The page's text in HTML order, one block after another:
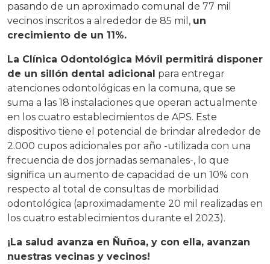
pasando de un aproximado comunal de 77 mil
vecinos inscritos a alrededor de 85 mil, un
crecimiento de un 11%.
La Clínica Odontológica Móvil permitirá disponer
de un sillón dental adicional para entregar
atenciones odontológicas en la comuna, que se
suma a las 18 instalaciones que operan actualmente
en los cuatro establecimientos de APS. Este
dispositivo tiene el potencial de brindar alrededor de
2.000 cupos adicionales por año -utilizada con una
frecuencia de dos jornadas semanales-, lo que
significa un aumento de capacidad de un 10% con
respecto al total de consultas de morbilidad
odontológica (aproximadamente 20 mil realizadas en
los cuatro establecimientos durante el 2023).
¡La salud avanza en Ñuñoa, y con ella, avanzan
nuestras vecinas y vecinos!